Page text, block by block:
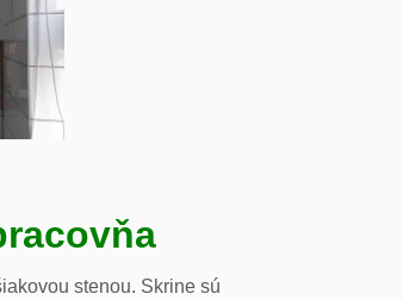
stenou. Skrine sú